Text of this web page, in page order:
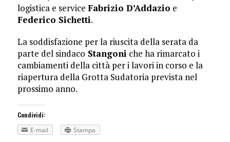
logistica e service Fabrizio D’Addazio e
Federico Sichetti.
La soddisfazione per la riuscita della serata da
parte del sindaco Stangoni che ha rimarcato i
cambiamenti della città per i lavori in corso e la
riapertura della Grotta Sudatoria prevista nel
prossimo anno.
Condividi:
E-mail
Stampa